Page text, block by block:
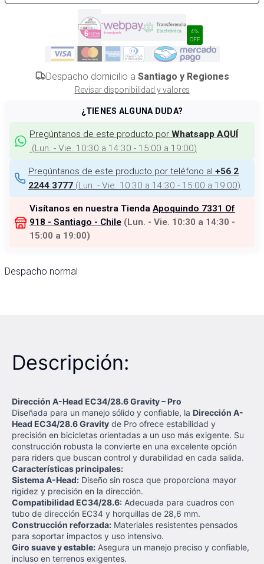
4%
OFF
Despacho domicilio a Santiago y Regiones
Revisar disponibilidad y valores
¿TIENES ALGUNA DUDA?
Pregúntanos de este producto por Whatsapp AQUÍ
(Lun. - Vie. 10:30 a 14:30 - 15:00 a 19:00)
Pregúntanos de este producto por teléfono al +56 2
2244 3777 (Lun. - Vie. 10:30 a 14:30 - 15:00 a 19:00)
Visítanos en nuestra Tienda Apoquindo 7331 Of
918 - Santiago - Chile (Lun. - Vie. 10:30 a 14:30 -
15:00 a 19:00)
Despacho normal
Descripción:
Dirección A-Head EC34/28.6 Gravity – Pro
Diseñada para un manejo sólido y confiable, la Dirección A-
Head EC34/28.6 Gravity de Pro ofrece estabilidad y
precisión en bicicletas orientadas a un uso más exigente. Su
construcción robusta la convierte en una excelente opción
para riders que buscan control y durabilidad en cada salida.
Características principales:
Sistema A-Head: Diseño sin rosca que proporciona mayor
rigidez y precisión en la dirección.
Compatibilidad EC34/28.6: Adecuada para cuadros con
tubo de dirección EC34 y horquillas de 28,6 mm.
Construcción reforzada: Materiales resistentes pensados
para soportar impactos y uso intensivo.
Giro suave y estable: Asegura un manejo preciso y confiable,
incluso en terrenos exigentes.